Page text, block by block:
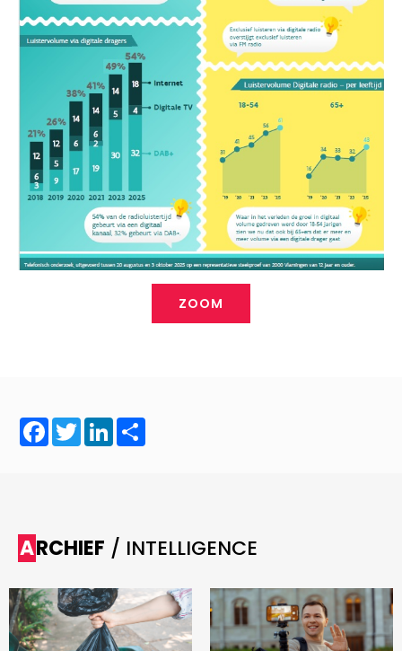
ZOOM
Facebook
TwitterLinkedIn
ARCHIEF / INTELLIGENCE